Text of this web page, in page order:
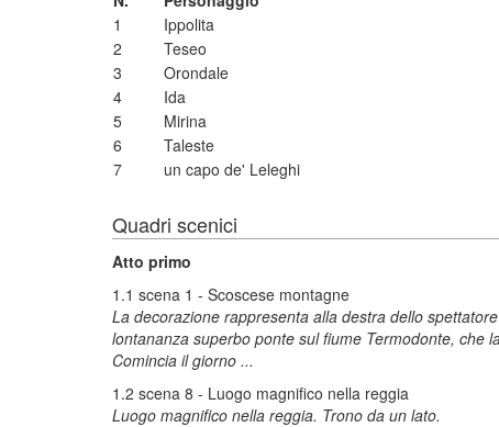
1
Ippolita
2
Teseo
3
Orondale
4
Ida
5
Mirina
6
Taleste
7
un capo de' Leleghi
Quadri scenici
Atto primo
1.1 scena 1 - Scoscese montagne
La decorazione rappresenta alla destra dello
lontananza superbo ponte sul fiume Termodonte, che
Comincia il giorno ...
1.2 scena 8 - Luogo magnifico nella reggia
Luogo magnifico nella reggia. Trono da un lato.